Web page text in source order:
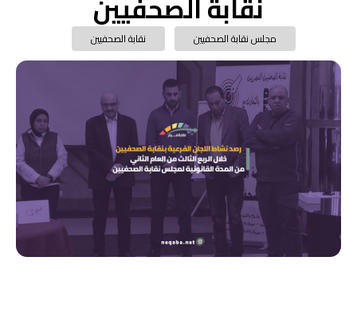
مجلس نقابة الصحفيين نقابة الصحفيين